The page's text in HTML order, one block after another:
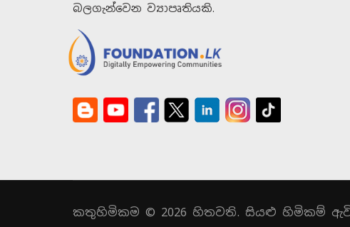
බලගැන්වෙන ව්‍යාපෘතියකි.
කතුහිමිකම © 2026 හිතවති. සියළු හිමිකම්